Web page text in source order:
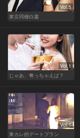
Vol.5
東京同棲白書
Vol.1
じゃあ、奪っちゃえば？
Vol.1
東カレ的デートプラン